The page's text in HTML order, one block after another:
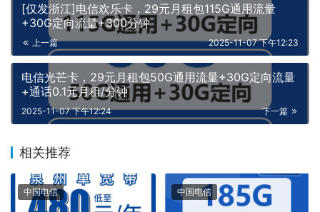
[仅发浙江]电信欢乐卡，29元月租包115G通用流量
+30G定向流量+300分钟
上一篇 2025-11-07 下午12:23
电信光芒卡，29元月租包50G通用流量+30G定向流量
+通话0.1元月租/分钟
下一篇
2025-11-07 下午12:24
相关推荐
中国电信 中国电信